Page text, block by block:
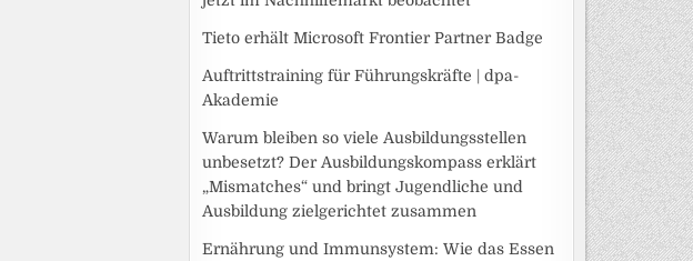
Tieto erhält Microsoft Frontier Partner Badge
Auftrittstraining für Führungskräfte | dpa-
Akademie
Warum bleiben so viele Ausbildungsstellen
unbesetzt? Der Ausbildungskompass erklärt
„Mismatches“ und bringt Jugendliche und
Ausbildung zielgerichtet zusammen
Ernährung und Immunsystem: Wie das Essen